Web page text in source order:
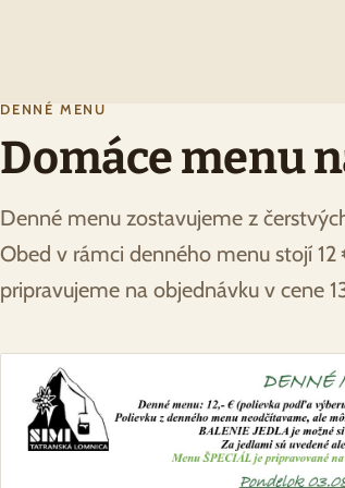
DENNÉ MENU
Domáce menu
Denné menu zostavujeme z
Obed v rámci denného menu stojí
pripravujeme na objednávku v cene